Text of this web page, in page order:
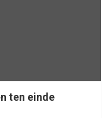
ten einde